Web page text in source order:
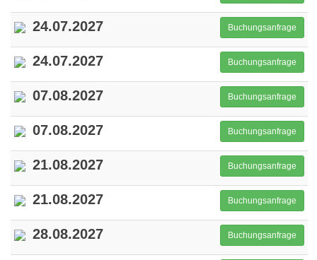
24.07.2027 Buchungsanfrage
24.07.2027 Buchungsanfrage
07.08.2027 Buchungsanfrage
07.08.2027 Buchungsanfrage
21.08.2027 Buchungsanfrage
21.08.2027 Buchungsanfrage
28.08.2027 Buchungsanfrage